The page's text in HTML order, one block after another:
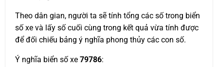
Theo dân gian, người ta sẽ tính tổng các số trong biển
số xe và lấy số cuối cùng trong kết quả vừa tính được
để đối chiếu bảng ý nghĩa phong thủy các con số.
Ý nghĩa biển số xe 79786: